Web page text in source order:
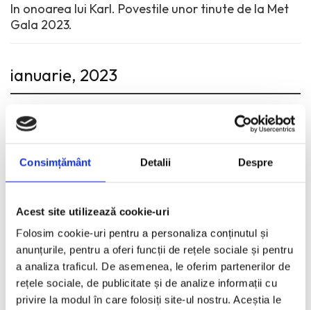
Consimțământ Detalii Despre
Acest site utilizează cookie-uri
Folosim cookie-uri pentru a personaliza conținutul și
anunțurile, pentru a oferi funcții de rețele sociale și pentru
a analiza traficul. De asemenea, le oferim partenerilor de
rețele sociale, de publicitate și de analize informații cu
privire la modul în care folosiți site-ul nostru. Aceștia le
In onoarea lui Karl. Povestile unor tinute de la Met
Gala 2023.
ianuarie, 2023
02.01.2023 - Fashion Etc - Red Carpet
27.05.2022 - Fashion Etc - Red Carpet
Intr-o rochie-camasa pe covorul rosu